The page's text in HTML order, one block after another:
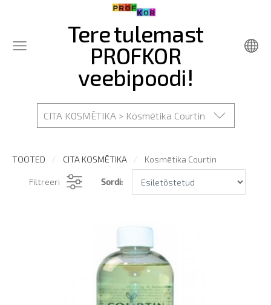
Tere tulemast
PROFKOR
veebipoodi!
CITA KOSMĒTIKA > Kosmētika Courtin
TOOTED CITA KOSMĒTIKA Kosmētika Courtin
Filtreeri Sordi: